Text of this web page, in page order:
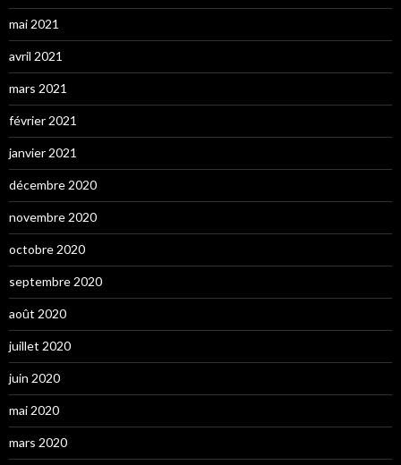
mai 2021
avril 2021
mars 2021
février 2021
janvier 2021
décembre 2020
novembre 2020
octobre 2020
septembre 2020
août 2020
juillet 2020
juin 2020
mai 2020
mars 2020